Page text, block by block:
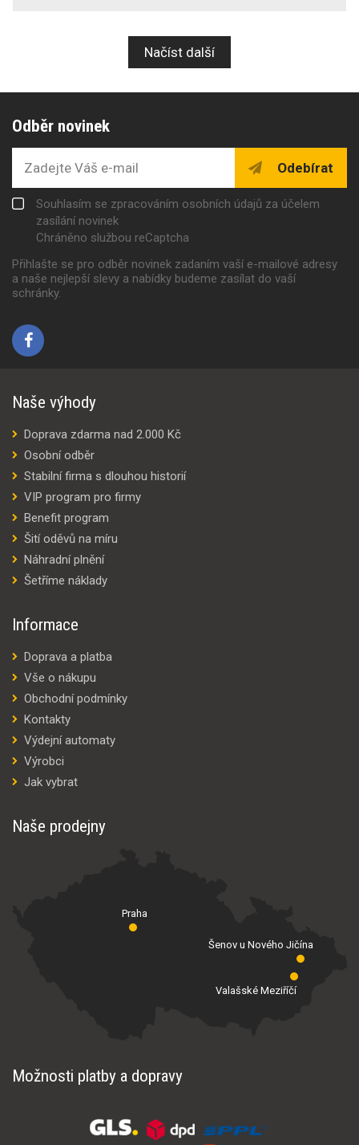
Načíst další
Odběr novinek
Odebírat
Souhlasím se zpracováním osobních údajů za účelem
zasílání novinek
Chráněno službou reCaptcha
Přihlašte se pro odběr novinek zadaním vaší e-mailové adresy
a naše nejlepší slevy a nabídky budeme zasílat do vaší
schránky.
Naše výhody
Doprava zdarma nad 2.000 Kč
Osobní odběr
Stabilní firma s dlouhou historií
VIP program pro firmy
Benefit program
Šití oděvů na míru
Náhradní plnění
Šetříme náklady
Informace
Doprava a platba
Vše o nákupu
Obchodní podmínky
Kontakty
Výdejní automaty
Výrobci
Jak vybrat
Naše prodejny
Praha
Valašské Meziříčí
Šenov u Nového Jičína
Možnosti platby a dopravy